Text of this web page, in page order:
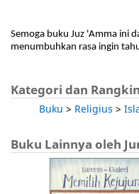
Semoga buku Juz 'Amma ini
menumbuhkan rasa ingin
Kategori dan
Buku > Religius >
Buku Lainnya oleh